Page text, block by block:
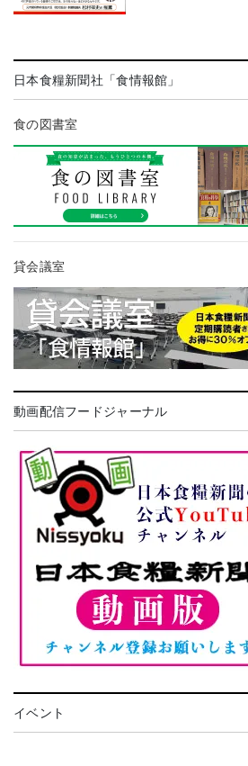
日本食糧新聞社「食情報館」
食の図書室
貸会議室
動画配信フードジャーナル
イベント